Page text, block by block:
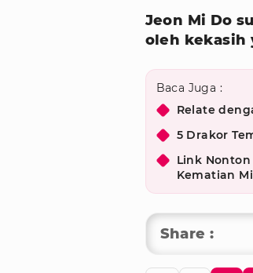
Jeon Mi Do
oleh kekasih
Baca Juga :
Relate
5 Drakor
Link
Kematian
Share :